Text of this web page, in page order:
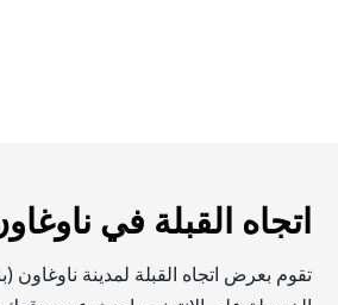
اتجاه القبلة في
تقوم بعرض اتجاه القبلة لمدينة ناوغاون